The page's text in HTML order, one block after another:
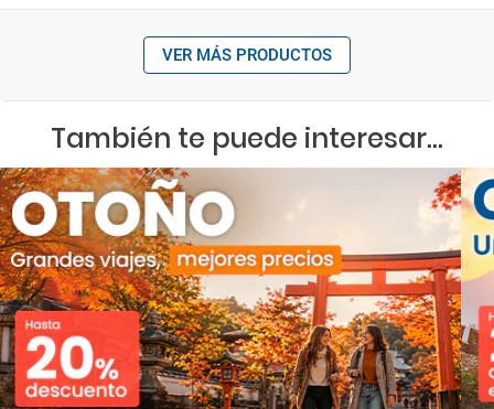
VER MÁS PRODUCTOS
También te puede interesar...